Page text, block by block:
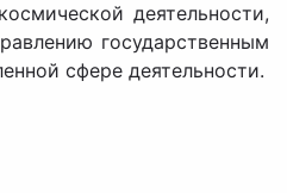
деятельности,
государственным
сфере деятельности.